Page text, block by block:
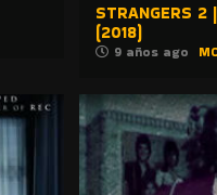
STRANGERS 2
(2018)
9 años ago